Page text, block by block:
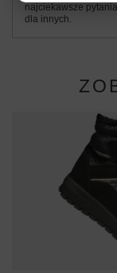
najciekawsze
dla innych.